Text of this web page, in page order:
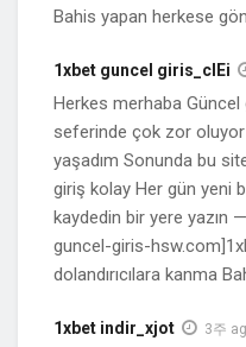
Bahis yapan herkese
1xbet guncel giris_clEi
Herkes merhaba
seferinde çok zor oluyor
yaşadım Sonunda bu
giriş kolay Her gün yeni
kaydedin bir yere yazın
guncel-giris-
dolandırıcılara kanma
1xbet indir_xjot 3주